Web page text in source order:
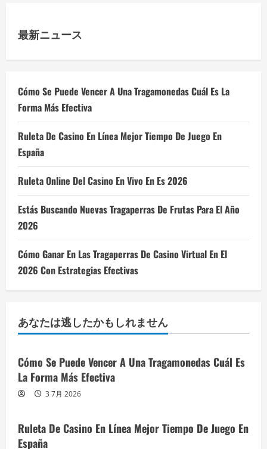
最新ニュース
Cómo Se Puede Vencer A Una Tragamonedas Cuál Es La
Forma Más Efectiva
Ruleta De Casino En Línea Mejor Tiempo De Juego En
España
Ruleta Online Del Casino En Vivo En Es 2026
Estás Buscando Nuevas Tragaperras De Frutas Para El Año
2026
Cómo Ganar En Las Tragaperras De Casino Virtual En El
2026 Con Estrategias Efectivas
あなたは逃したかもしれません
Cómo Se Puede Vencer A Una Tragamonedas Cuál Es
La Forma Más Efectiva
3 7月 2026
Ruleta De Casino En Línea Mejor Tiempo De Juego En
España